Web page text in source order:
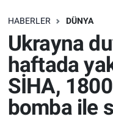
HABERLER DÜNYA
Ukrayna
haftada
SİHA,
bomba ile
SAĞLIK
EKONOMİ
EĞİTİM
ÖZEL HABER